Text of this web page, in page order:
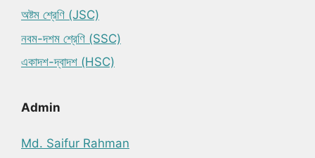
অষ্টম শ্রেণি (JSC)
নবম-দশম শ্রেণি (SSC)
একাদশ-দ্বাদশ (HSC)
Admin
Md. Saifur Rahman